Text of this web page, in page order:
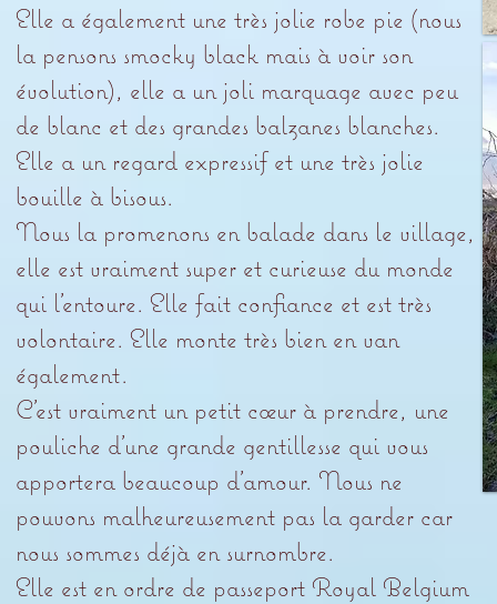
Elle a également une très jolie robe pie (nous
la pensons smocky black mais à voir son
évolution), elle a un joli marquage avec peu
de blanc et des grandes balzanes blanches.
Elle a un regard expressif et une très jolie
bouille à bisous.
Nous la promenons en balade dans le village,
elle est vraiment super et curieuse du monde
qui l’entoure. Elle fait confiance et est très
volontaire. Elle monte très bien en van
également.
C’est vraiment un petit cœur à prendre, une
pouliche d’une grande gentillesse qui vous
apportera beaucoup d’amour. Nous ne
pouvons malheureusement pas la garder car
nous sommes déjà en surnombre.
Elle est en ordre de passeport Royal Belgium